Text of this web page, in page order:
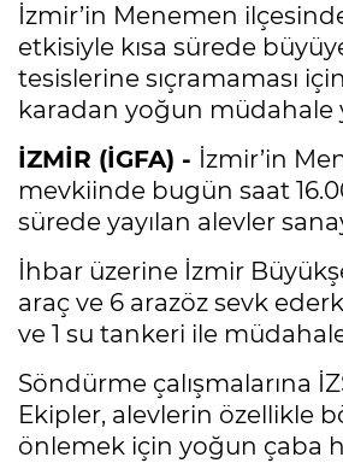
İzmir’in Menemen
etkisiyle kısa sürede
tesislerine sıçramaması
karadan yoğun müdahale
İZMİR (İGFA) - İzmir’in
mevkiinde bugün saat
sürede yayılan alevler
İhbar üzerine İzmir
araç ve 6 arazöz sevk
ve 1 su tankeri ile
Söndürme çalışmalarına
Ekipler, alevlerin özellikle
önlemek için yoğun çaba